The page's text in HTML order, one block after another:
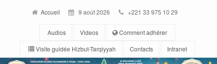
Accueil 9 août 2026 +221 33 975 10 29
Audios Videos
Comment adhérer
Visite guidée Hizbut-Tarqiyyah
Contacts Intranet